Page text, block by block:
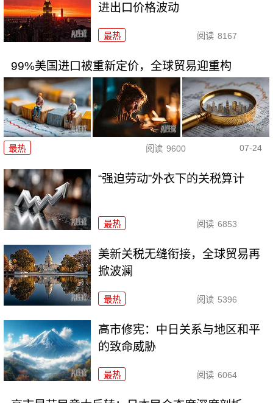
进出口价格波动
最热 阅读 8167
99%美国进口被重新定价，全球贸易迎重构
最热 阅读 9600 07-24
“强迫劳动”外衣下的关税算计
最热 阅读 6853
美新关税无缝衔接，全球贸易再
掀波澜
最热 阅读 5396
高市修宪：中日关系与地区和平
的致命威胁
最热 阅读 6064